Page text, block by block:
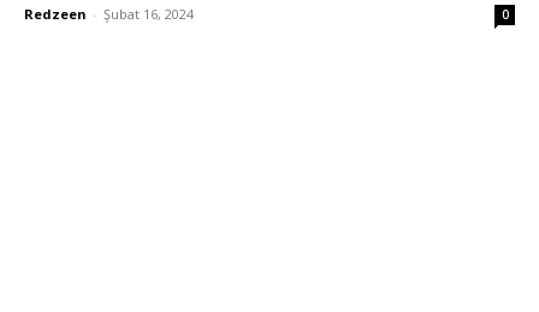
Redzeen - Şubat 16, 2024 0